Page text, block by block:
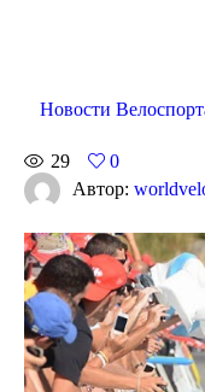
Новости
29
0
Автор: